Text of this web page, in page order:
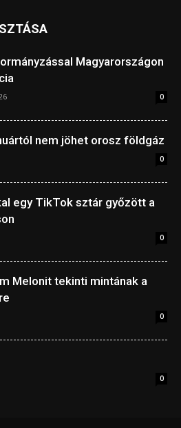
Magyarországon
0
nem jöhet orosz földgáz
0
egy TikTok sztár győzött a
0
Melonit tekinti mintának a
0
0